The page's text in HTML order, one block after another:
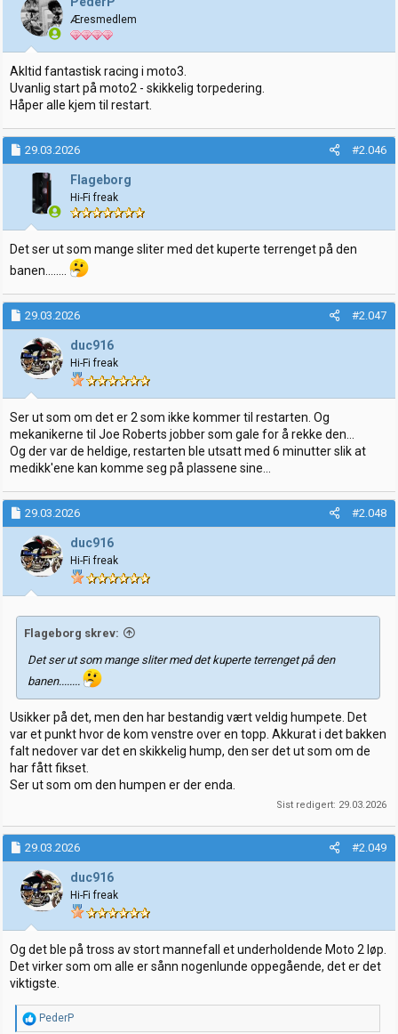
o
n
e
r
:
Æresmedlem
Akltid fantastisk racing i moto3.
Uvanlig start på moto2 - skikkelig torpedering.
Håper alle kjem til restart.
29.03.2026 #2.046
Flageborg
Hi-Fi freak
Det ser ut som mange sliter med det kuperte terrenget på den
banen........
29.03.2026 #2.047
duc916
Hi-Fi freak
Ser ut som om det er 2 som ikke kommer til restarten. Og
mekanikerne til Joe Roberts jobber som gale for å rekke den...
Og der var de heldige, restarten ble utsatt med 6 minutter slik at
medikk'ene kan komme seg på plassene sine...
29.03.2026 #2.048
duc916
Hi-Fi freak
Flageborg skrev:
Det ser ut som mange sliter med det kuperte terrenget på den
banen........
Usikker på det, men den har bestandig vært veldig humpete. Det
var et punkt hvor de kom venstre over en topp. Akkurat i det bakken
falt nedover var det en skikkelig hump, den ser det ut som om de
har fått fikset.
Ser ut som om den humpen er der enda.
Sist redigert: 29.03.2026
29.03.2026 #2.049
duc916
Hi-Fi freak
Og det ble på tross av stort mannefall et underholdende Moto 2 løp.
Det virker som om alle er sånn nogenlunde oppegående, det er det
viktigste.
RPederP